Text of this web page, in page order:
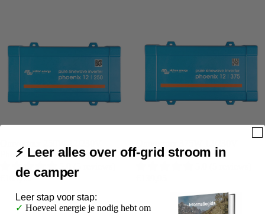
Phoenix Victron Energy
€109,95
Phoenix Victron Energy
⚡ Leer alles over off-grid stroom in
de camper
Leer stap voor stap:
✓ Hoeveel energie je nodig hebt om